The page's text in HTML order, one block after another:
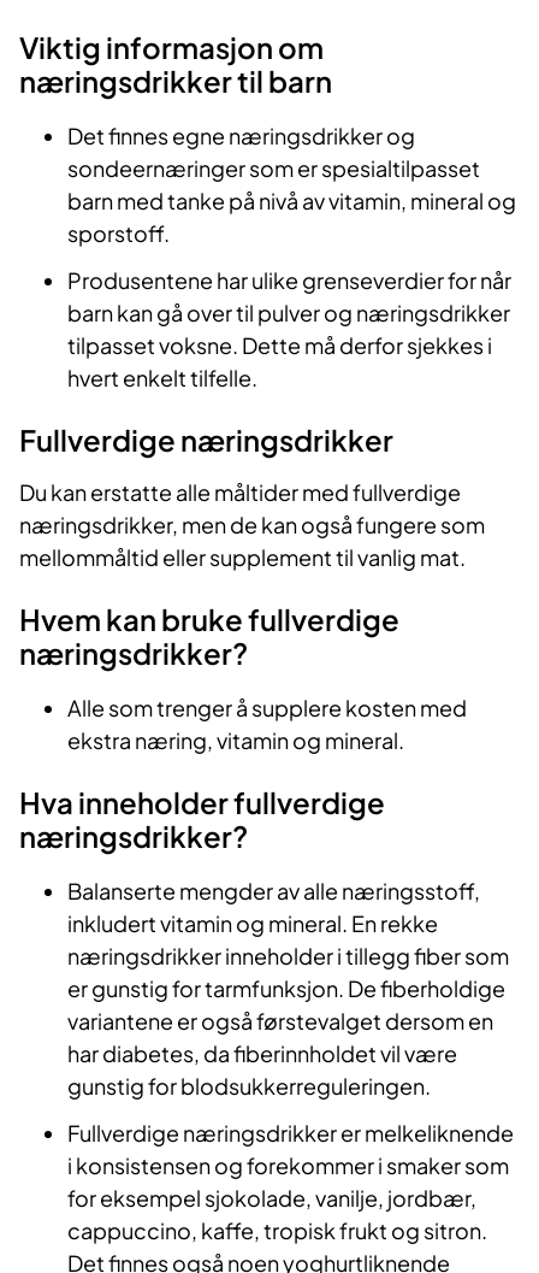
Viktig informasjon om
næringsdrikker til barn
Det finnes egne næringsdrikker og
sondeernæringer som er spesialtilpasset
barn med tanke på nivå av vitamin, mineral og
sporstoff.
Produsentene har ulike grenseverdier for når
barn kan gå over til pulver og næringsdrikker
tilpasset voksne. Dette må derfor sjekkes i
hvert enkelt tilfelle.
Fullverdige næringsdrikker
Du kan erstatte alle måltider med fullverdige
næringsdrikker, men de kan også fungere som
mellommåltid eller supplement til vanlig mat.
Hvem kan bruke fullverdige
næringsdrikker?
Alle som trenger å supplere kosten med
ekstra næring, vitamin og mineral.
Hva inneholder fullverdige
næringsdrikker?
Balanserte mengder av alle næringsstoff,
inkludert vitamin og mineral. En rekke
næringsdrikker inneholder i tillegg fiber som
er gunstig for tarmfunksjon. De fiberholdige
variantene er også førstevalget dersom en
har diabetes, da fiberinnholdet vil være
gunstig for blodsukkerreguleringen.
Fullverdige næringsdrikker er melkeliknende
i konsistensen og forekommer i smaker som
for eksempel sjokolade, vanilje, jordbær,
cappuccino, kaffe, tropisk frukt og sitron.
Det finnes også noen yoghurtliknende